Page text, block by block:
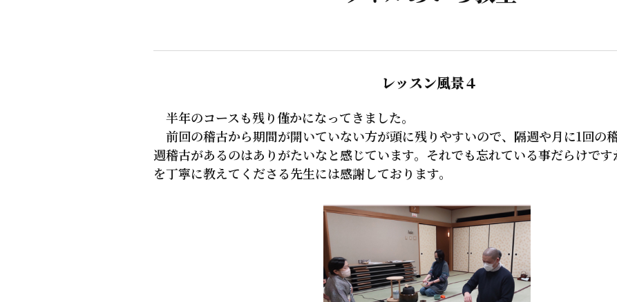
レッスン風景４
半年のコースも残り僅かになってきました。
前回の稽古から期間が開いていない方が頭に残りやすいので、隔週や月に1回の
週稽古があるのはありがたいなと感じています。それでも忘れている事だらけで
を丁寧に教えてくださる先生には感謝しております。